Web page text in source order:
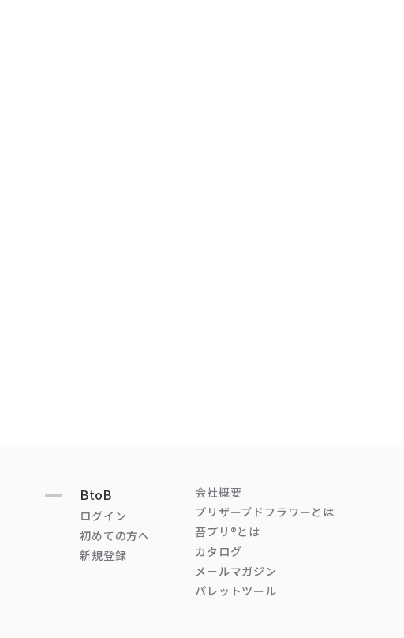
BtoB
ログイン
初めての方へ
新規登録
会社概要
プリザーブドフラワーとは
苔プリ®とは
カタログ
メールマガジン
パレットツール